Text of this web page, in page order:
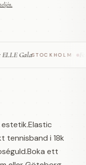
GalaSTOCKHOLM ·
tennisband i 18k
ett